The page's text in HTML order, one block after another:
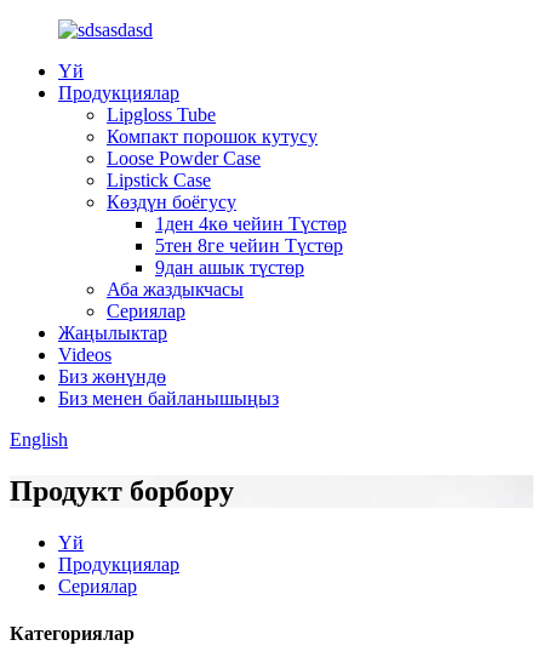
Үй
Продукциялар
Lipgloss Tube
Компакт порошок кутусу
Loose Powder Case
Lipstick Case
Көздүн боёгусу
1ден 4кө чейин Түстөр
5тен 8ге чейин Түстөр
9дан ашык түстөр
Аба жаздыкчасы
Сериялар
Жаңылыктар
Videos
Биз жөнүндө
Биз менен байланышыңыз
English
Продукт борбору
Үй
Продукциялар
Сериялар
Категориялар